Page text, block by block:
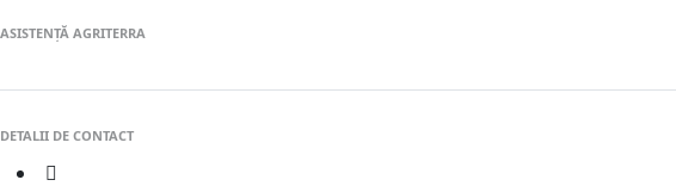
ASISTENȚĂ AGRITERRA
DETALII DE CONTACT